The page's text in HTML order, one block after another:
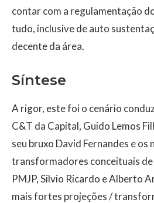
contar com a regulamentação
tudo, inclusive de auto
decente da área.
Síntese
A rigor, este foi o cenário
C&T da Capital, Guido Lemos
seu bruxo David Fernandes e os
transformadores conceituais
PMJP, Silvio Ricardo e Alberto
mais fortes projeções /